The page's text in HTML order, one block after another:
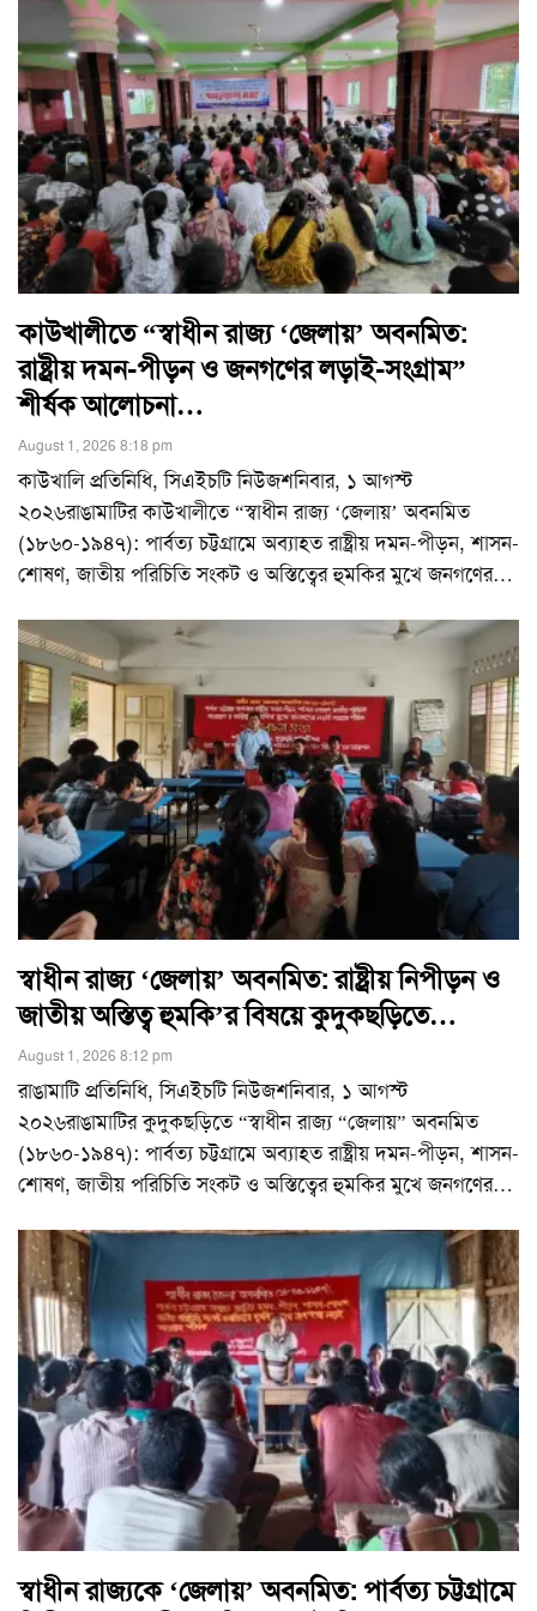
কাউখালীতে “স্বাধীন রাজ্য ‘জেলায়’ অবনমিত:
রাষ্ট্রীয় দমন-পীড়ন ও জনগণের লড়াই-সংগ্রাম”
শীর্ষক আলোচনা…
August 1, 2026 8:18 pm
কাউখালি প্রতিনিধি, সিএইচটি নিউজশনিবার, ১ আগস্ট
২০২৬রাঙামাটির কাউখালীতে “স্বাধীন রাজ্য ‘জেলায়’ অবনমিত
(১৮৬০-১৯৪৭): পার্বত্য চট্টগ্রামে অব্যাহত রাষ্ট্রীয় দমন-পীড়ন, শাসন-
শোষণ, জাতীয় পরিচিতি সংকট ও অস্তিত্বের হুমকির মুখে জনগণের…
স্বাধীন রাজ্য ‘জেলায়’ অবনমিত: রাষ্ট্রীয় নিপীড়ন ও
জাতীয় অস্তিত্ব হুমকি’র বিষয়ে কুদুকছড়িতে…
August 1, 2026 8:12 pm
রাঙামাটি প্রতিনিধি, সিএইচটি নিউজশনিবার, ১ আগস্ট
২০২৬রাঙামাটির কুদুকছড়িতে “স্বাধীন রাজ্য “জেলায়” অবনমিত
(১৮৬০-১৯৪৭): পার্বত্য চট্টগ্রামে অব্যাহত রাষ্ট্রীয় দমন-পীড়ন, শাসন-
শোষণ, জাতীয় পরিচিতি সংকট ও অস্তিত্বের হুমকির মুখে জনগণের…
স্বাধীন রাজ্যকে ‘জেলায়’ অবনমিত: পার্বত্য চট্টগ্রামে